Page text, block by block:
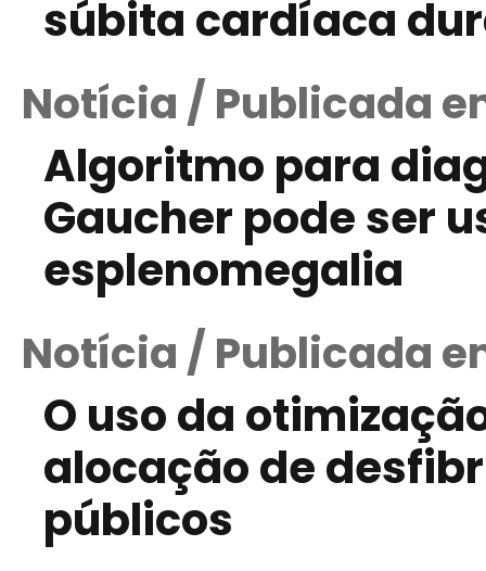
súbita cardíaca
Notícia / Publicada
Algoritmo para
Gaucher pode ser
esplenomegalia
Notícia / Publicada
O uso da
alocação de
públicos